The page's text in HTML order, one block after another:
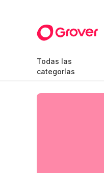
Todas las
categorías